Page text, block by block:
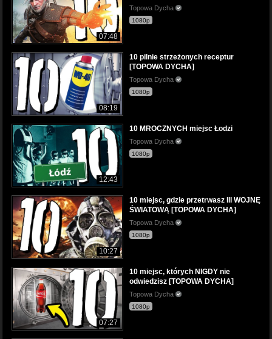
07:48
Topowa Dycha
1080p
08:19
10 pilnie strzeżonych receptur
[TOPOWA DYCHA]
Topowa Dycha
1080p
12:43
10 MROCZNYCH miejsc Łodzi
Topowa Dycha
1080p
10:27
10 miejsc, gdzie przetrwasz III WOJNĘ
ŚWIATOWĄ [TOPOWA DYCHA]
Topowa Dycha
1080p
07:27
10 miejsc, których NIGDY nie
odwiedzisz [TOPOWA DYCHA]
Topowa Dycha
1080p